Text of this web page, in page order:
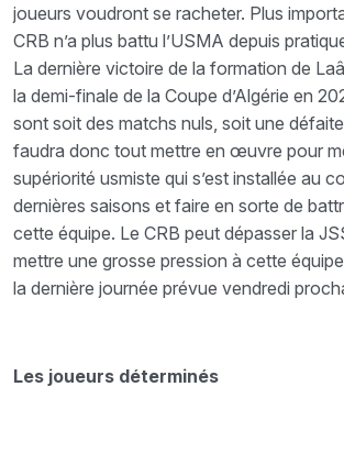
joueurs voudront se racheter. Plus
CRB n’a plus battu l’USMA depuis
La dernière victoire de la formation de
la demi-finale de la Coupe d’Algérie en
sont soit des matchs nuls, soit une
faudra donc tout mettre en œuvre pour
supériorité usmiste qui s’est installée au
dernières saisons et faire en sorte de
cette équipe. Le CRB peut dépasser la
mettre une grosse pression à cette
la dernière journée prévue vendredi
Les joueurs déterminés